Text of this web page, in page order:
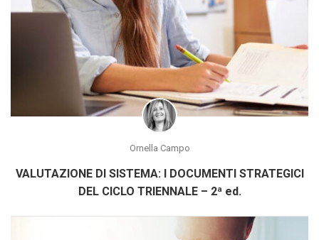
Ornella Campo
VALUTAZIONE DI SISTEMA: I DOCUMENTI STRATEGICI
DEL CICLO TRIENNALE – 2ª ed.